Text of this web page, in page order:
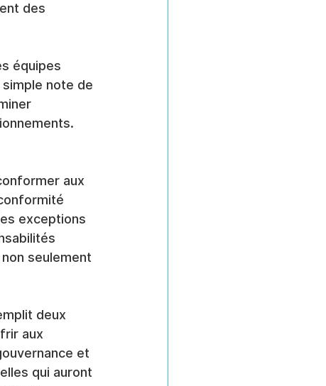
des
équipes
note de
aux
exceptions
seulement
deux
aux
et
qui auront